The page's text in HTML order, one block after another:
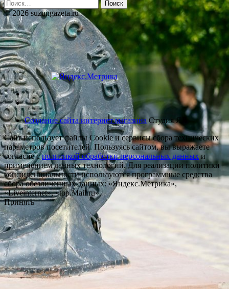
© 2026 suzungazeta.ru
Создание сайта интернет магазина Студия ЯЛ
Сайт использует файлы Cookie и сервисы сбора технических
параметров посетителей. Пользуясь сайтом, вы выражаете
согласие сполитикой обработки персональных данныхи
применением данных технологий. Для реализации политики
конфиденциальности используются программные средства
сбора обезличенных данных: «Яндекс.Метрика»,
«Liveinternet», «top.Mail.ru».
Принять